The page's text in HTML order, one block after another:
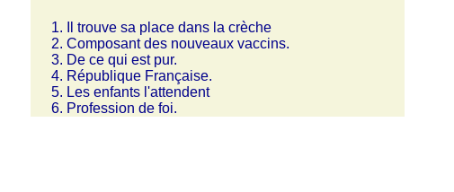
Il trouve sa place dans la crèche
Composant des nouveaux vaccins.
De ce qui est pur.
République Française.
Les enfants l'attendent
Profession de foi.